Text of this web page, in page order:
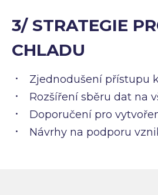
3/ STRATEGIE
CHLADU
Zjednodušení přístupu
Rozšíření sběru dat na
Doporučení pro
Návrhy na podporu